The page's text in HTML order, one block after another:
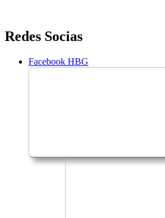
Saltar
para
conteúdo
Redes Socias
Facebook HBG